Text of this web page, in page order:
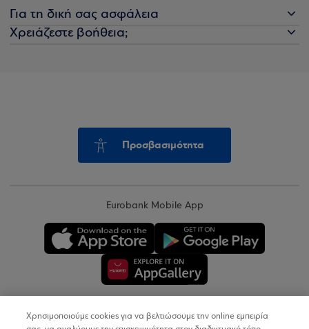
Για τη δική σας ασφάλεια
Χρειάζεστε βοήθεια;
Προσβασιμότητα
Eurobank Mobile App
Χρησιμοποιούμε cookies για να βελτιώσουμε την online εμπειρία